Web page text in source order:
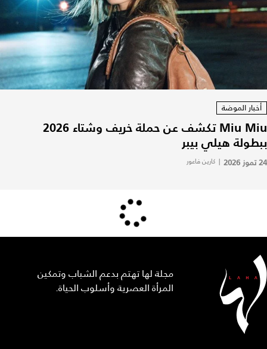
أخبار الموضة
Miu Miu تكشف عن حملة خريف وشتاء 2026
ببطولة هيلي بيبر
24 تموز 2026 | كارين فاعور
مجلة لها تهتم بدعم الشباب وتمكين
المرأة العصرية وأسلوب الحياة.